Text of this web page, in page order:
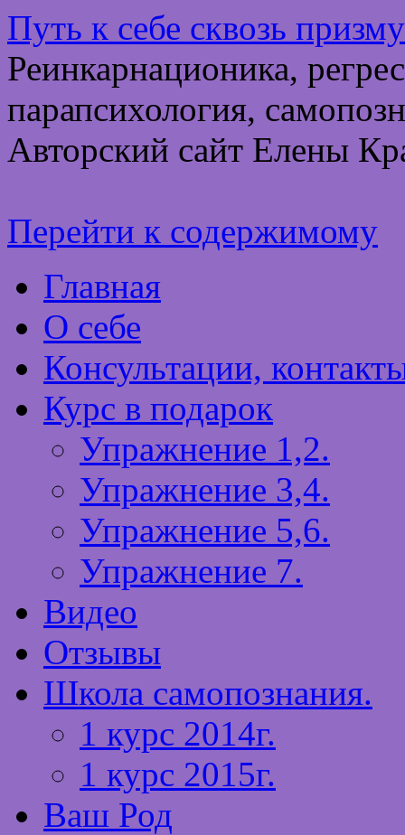
Путь к себе сквозь
Реинкарнационика,
парапсихология,
Авторский сайт Елены
Перейти к содержимому
Главная
О себе
Консультации,
Курс в подарок
Упражнение 1,2.
Упражнение 3,4.
Упражнение 5,6.
Упражнение 7.
Видео
Отзывы
Школа самопознания.
1 курс 2014г.
1 курс 2015г.
Ваш Род